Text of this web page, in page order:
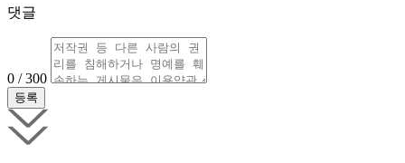
댓글
0 / 300